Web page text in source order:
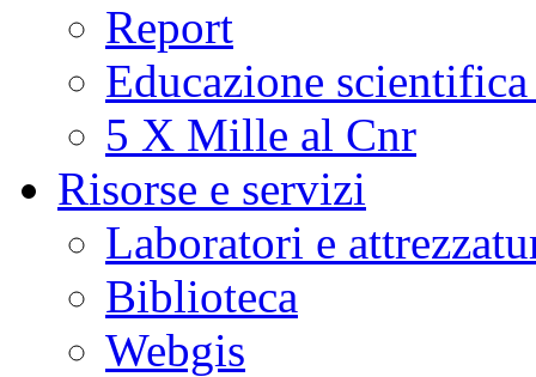
Report
Educazione
5 X Mille al Cnr
Risorse e servizi
Laboratori e
Biblioteca
Webgis